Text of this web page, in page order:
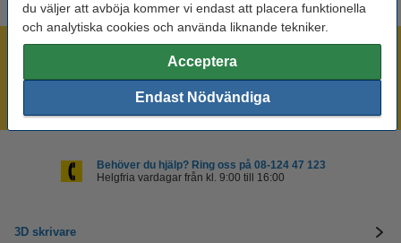
du väljer att avböja kommer vi endast att placera funktionella
och analytiska cookies och använda liknande tekniker.
Acceptera
Endast Nödvändiga
Vi lagerhåller ett otroligt brett sortiment!
Beställ innan 16:00 så skickar vi idag!
Behöver du hjälp? Ring oss på 08-124 47 123
Helgfria vardagar från kl. 9:00 till 16:00
3D skrivare